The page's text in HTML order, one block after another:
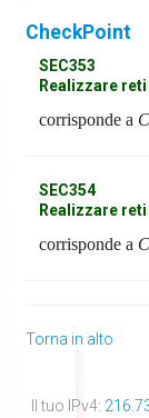
CheckPoint
SEC353
Realizzare
corrisponde a
SEC354
Realizzare
corrisponde a
Torna in alto
Il tuo IPv4: